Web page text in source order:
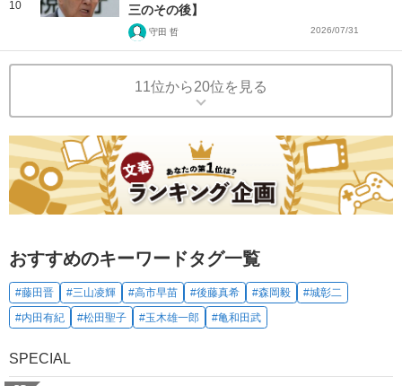
10
三のその後】
守田 哲 2026/07/31
11位から20位を見る
おすすめのキーワードタグ一覧
#藤田晋 #三山凌輝 #高市早苗 #後藤真希 #森岡毅
#城彰二
#内田有紀
#松田聖子 #玉木雄一郎 #亀和田武
SPECIAL